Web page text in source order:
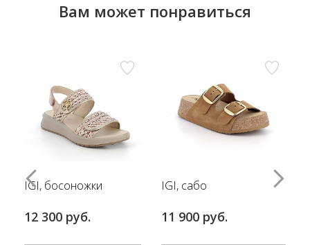
Вам может понравиться
IGI, босоножки
12 300 руб.
IGI, сабо
11 900 руб.